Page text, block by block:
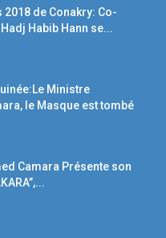
de Conakry: Co-
Habib Hann se...
Ministre
le Masque est tombé
Camara Présente son